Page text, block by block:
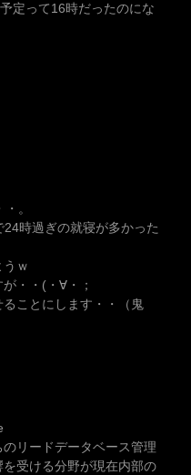
定って16時だったのにな
。
時過ぎの就寝が多かった
ｗ
・・(・∀・；
ことにします・・（鬼
リードデータベース管理
受ける分野が現在内部の